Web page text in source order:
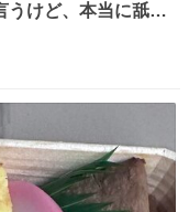
うけど、本当に舐め
だってロビーから
ーホテル泊まってる